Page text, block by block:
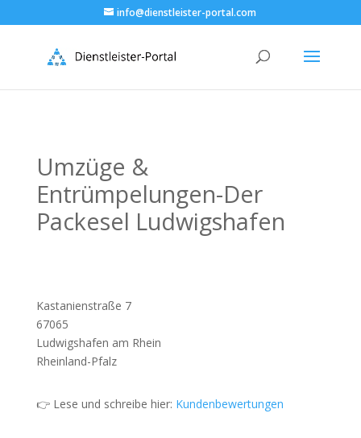
info@dienstleister-portal.com
Umzüge &
Entrümpelungen-Der
Packesel Ludwigshafen
Kastanienstraße 7
67065
Ludwigshafen am Rhein
Rheinland-Pfalz
👉 Lese und schreibe hier: Kundenbewertungen